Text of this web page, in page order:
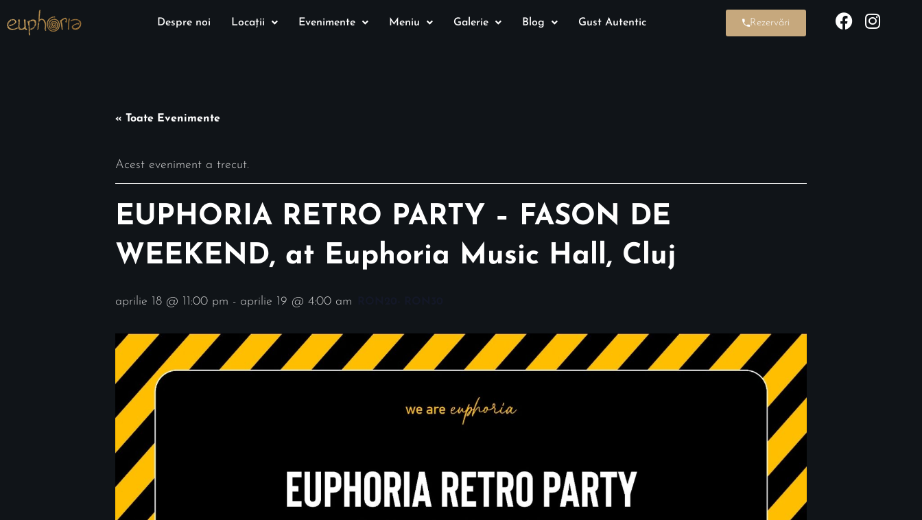
Despre noi Locații Evenimente Meniu Galerie Blog Gust Autentic Rezervări
« Toate Evenimente
Acest eveniment a trecut.
EUPHORIA RETRO PARTY – FASON DE
WEEKEND, at Euphoria Music Hall, Cluj
aprilie 18 @ 11:00 pm - aprilie 19 @ 4:00 am